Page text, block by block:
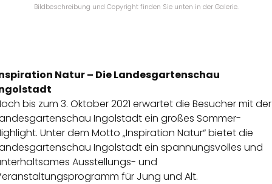
Bildbeschreibung und Copyright finden Sie unten in der Galerie.
Natur – Die Landesgartenschau
bis zum 3. Oktober 2021 erwartet die Besucher mit der
Ingolstadt ein großes Sommer-
Unter dem Motto „Inspiration Natur“ bietet die
Ingolstadt ein spannungsvolles und
Ausstellungs- und
für Jung und Alt.